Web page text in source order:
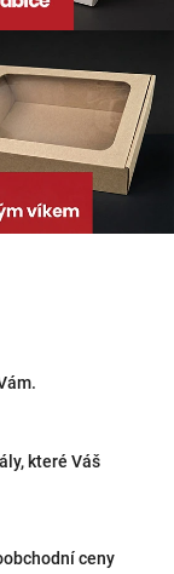
které Váš
ceny